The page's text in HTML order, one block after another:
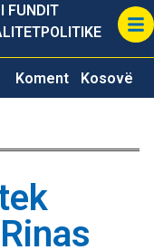
FUNDIT
POLITIKE
Koment Kosovë